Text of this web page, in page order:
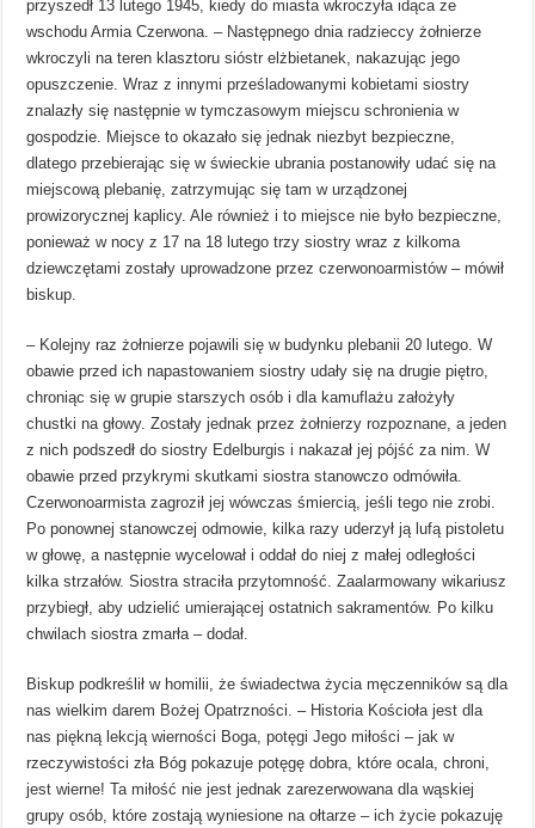
przyszedł 13 lutego 1945, kiedy do miasta wkroczyła idąca ze
wschodu Armia Czerwona. – Następnego dnia radzieccy żołnierze
wkroczyli na teren klasztoru sióstr elżbietanek, nakazując jego
opuszczenie. Wraz z innymi prześladowanymi kobietami siostry
znalazły się następnie w tymczasowym miejscu schronienia w
gospodzie. Miejsce to okazało się jednak niezbyt bezpieczne,
dlatego przebierając się w świeckie ubrania postanowiły udać się na
miejscową plebanię, zatrzymując się tam w urządzonej
prowizorycznej kaplicy. Ale również i to miejsce nie było bezpieczne,
ponieważ w nocy z 17 na 18 lutego trzy siostry wraz z kilkoma
dziewczętami zostały uprowadzone przez czerwonoarmistów – mówił
biskup.
– Kolejny raz żołnierze pojawili się w budynku plebanii 20 lutego. W
obawie przed ich napastowaniem siostry udały się na drugie piętro,
chroniąc się w grupie starszych osób i dla kamuflażu założyły
chustki na głowy. Zostały jednak przez żołnierzy rozpoznane, a jeden
z nich podszedł do siostry Edelburgis i nakazał jej pójść za nim. W
obawie przed przykrymi skutkami siostra stanowczo odmówiła.
Czerwonoarmista zagroził jej wówczas śmiercią, jeśli tego nie zrobi.
Po ponownej stanowczej odmowie, kilka razy uderzył ją lufą pistoletu
w głowę, a następnie wycelował i oddał do niej z małej odległości
kilka strzałów. Siostra straciła przytomność. Zaalarmowany wikariusz
przybiegł, aby udzielić umierającej ostatnich sakramentów. Po kilku
chwilach siostra zmarła – dodał.
Biskup podkreślił w homilii, że świadectwa życia męczenników są dla
nas wielkim darem Bożej Opatrzności. – Historia Kościoła jest dla
nas piękną lekcją wierności Boga, potęgi Jego miłości – jak w
rzeczywistości zła Bóg pokazuje potęgę dobra, które ocala, chroni,
jest wierne! Ta miłość nie jest jednak zarezerwowana dla wąskiej
grupy osób, które zostają wyniesione na ołtarze – ich życie pokazuję